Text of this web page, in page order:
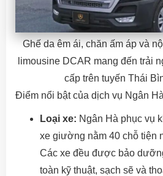
Ghế da êm ái, chăn ấm áp và
limousine DCAR mang đến trải
cấp trên tuyến Thái
Điểm nổi bật của dịch vụ Ngân
Loại xe: Ngân Hà phục vụ
xe giường nằm 40 chỗ tiện
Các xe đều được bảo
toàn kỹ thuật, sạch sẽ và